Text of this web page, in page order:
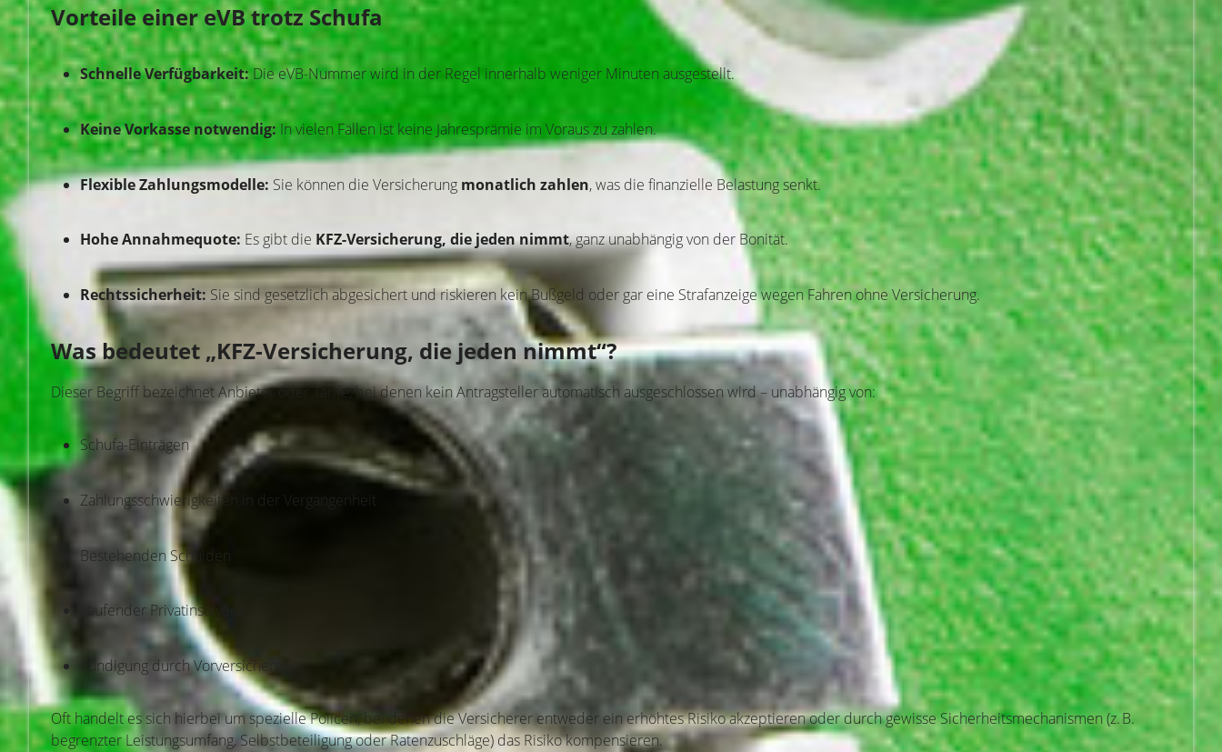
Vorteile einer eVB trotz Schufa
Schnelle Verfügbarkeit:Die eVB-Nummer wird in der Regel innerhalb weniger Minuten ausgestellt.
Keine Vorkasse notwendig: In vielen Fällen ist keine Jahresprämie im Voraus zu zahlen.
Flexible Zahlungsmodelle: Sie können die Versicherung monatlich zahlen, was die finanzielle Belastung senkt.
Hohe Annahmequote: Es gibt die KFZ-Versicherung, die jeden nimmt, ganz unabhängig von der Bonität.
Rechtssicherheit: Sie sind gesetzlich abgesichert und riskieren kein Bußgeld oder gar eine Strafanzeige wegen Fahren ohne Versicherung.
Was bedeutet „KFZ-Versicherung, die jeden nimmt“?
Dieser Begriff bezeichnet Anbieter oder Tarife, bei denen kein Antragsteller automatisch ausgeschlossen wird – unabhängig von:
Schufa-Einträgen
Zahlungsschwierigkeiten in der Vergangenheit
Bestehenden Schulden
Laufender Privatinsolvenz
Kündigung durch Vorversicherer
Oft handelt es sich hierbei um spezielle Policen, bei denen die Versicherer entweder ein erhöhtes Risiko akzeptieren oder durch gewisse Sicherheitsmechanismen (z. B.
begrenzter Leistungsumfang, Selbstbeteiligung oder Ratenzuschläge) das Risiko kompensieren.